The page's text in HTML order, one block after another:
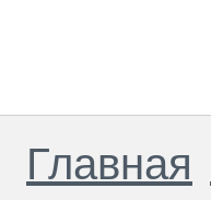
Главная